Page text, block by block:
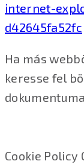
internet-
d42645fa52fc
Ha más
keresse fel
Cookie Policy